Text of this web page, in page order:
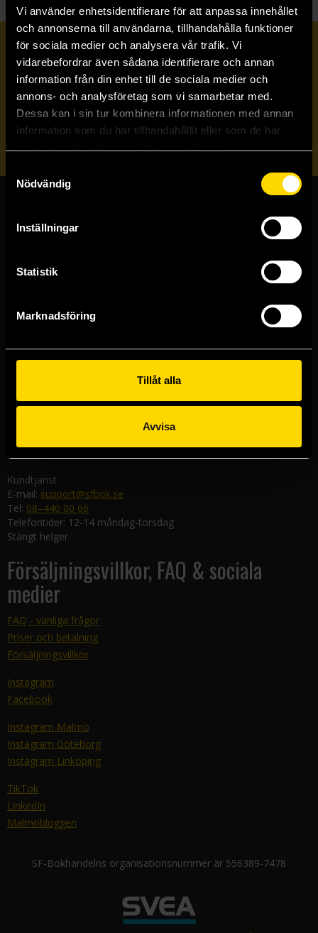
Vi använder enhetsidentifierare för att anpassa innehållet
och annonserna till användarna, tillhandahålla funktioner
för sociala medier och analysera vår trafik. Vi
vidarebefordrar även sådana identifierare och annan
information från din enhet till de sociala medier och
annons- och analysföretag som vi samarbetar med.
Dessa kan i sin tur kombinera informationen med annan
information som du har tillhandahållit eller som de har
Nödvändig
Inställningar
Statistik
Marknadsföring
Tillåt alla
Avvisa
Prenumerera på vårt nyhetsbrev
Veckobrevet
Skicka
Butiker & kundtjänst
Västerlånggatan 48
Göteborgsbutiken
Kungsgatan 19
Malmöbutiken
582 19 Linköping
Kundtjänst
E-mail: support@sfbok.se
Tel: 08–440 00 66
Telefontider: 12-14 måndag-torsdag
Stängt helger
Försäljningsvillkor, FAQ & sociala
medier
FAQ - vanliga frågor
Priser och betalning
Försäljningsvillkor
Instagram
Facebook
Instagram Malmö
Instagram Göteborg
Instagram Linköping
TikTok
LinkedIn
Malmöbloggen
SF-Bokhandelns organisationsnummer är 556389-7478